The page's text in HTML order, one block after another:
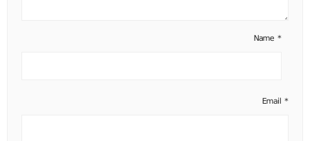
Name *
Email *